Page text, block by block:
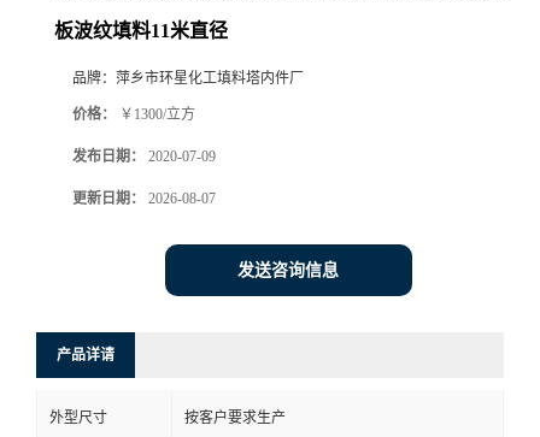
板波纹填料11米直径
品牌： 萍乡市环星化工填料塔内件厂
价格： ￥1300/立方
发布日期： 2020-07-09
更新日期： 2026-08-07
发送咨询信息
产品详请
外型尺寸 按客户要求生产